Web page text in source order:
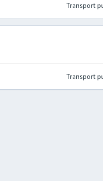
Transport
Transport